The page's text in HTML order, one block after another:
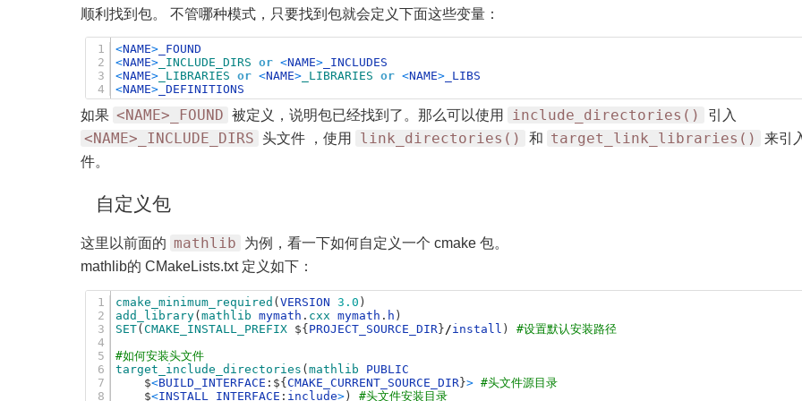
顺利找到包。 不管哪种模式，只要找到包就会定义下面这些变量：
1
2
3
4
<NAME>_FOUND
<NAME>_INCLUDE_DIRS or <NAME>_INCLUDES
<NAME>_LIBRARIES or <NAME>_LIBRARIES or <NAME>_LIBS
<NAME>_DEFINITIONS
如果 <NAME>_FOUND 被定义，说明包已经找到了。那么可以使用 include_directories() 引入
<NAME>_INCLUDE_DIRS 头文件 ，使用 link_directories() 和 target_link_libraries()
来引
件。
自定义包
这里以前面的 mathlib
为例，看一下如何自定义一个 cmake 包。
mathlib的 CMakeLists.txt 定义如下：
1
2
3
4
5
6
7
8
cmake_minimum_required ( VERSION 3.0 )
add_library( mathlib mymath . cxx mymath . h )
SET( CMAKE_INSTALL_PREFIX ${ PROJECT_SOURCE_DIR} /install )
#设置默认安装路径
#如何安装头文件
target_include_directories ( mathlib PUBLIC
$<BUILD_INTERFACE : ${ CMAKE_CURRENT_SOURCE_DIR}> #头文件源目录
$<INSTALL_INTERFACE : include>) #头文件安装目录